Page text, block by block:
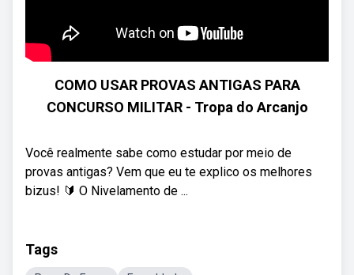
COMO USAR PROVAS ANTIGAS PARA
CONCURSO MILITAR - Tropa do Arcanjo
Você realmente sabe como estudar por meio de
provas antigas? Vem que eu te explico os melhores
bizus! 🔰 O Nivelamento de ...
Tags